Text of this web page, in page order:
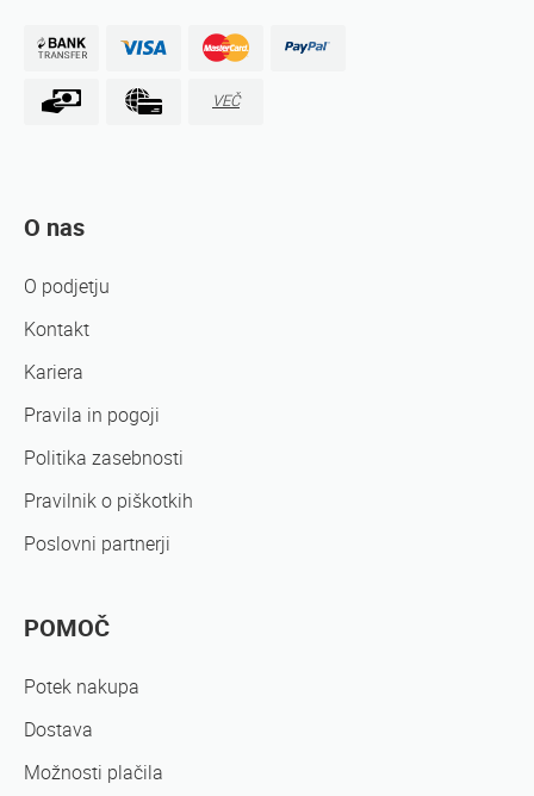
VEČ
O nas
O podjetju
Kontakt
Kariera
Pravila in pogoji
Politika zasebnosti
Pravilnik o piškotkih
Poslovni partnerji
POMOČ
Potek nakupa
Dostava
Možnosti plačila